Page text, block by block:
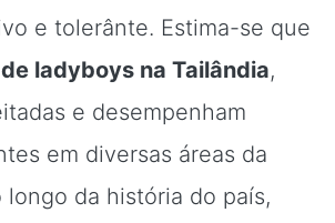
e tolerânte. Estima-se que
ladyboys na Tailândia,
e desempenham
em diversas áreas da
longo da história do país,